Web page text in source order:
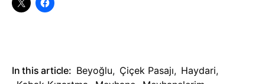
In this article: Beyoğlu, Çiçek Pasajı, Haydari,